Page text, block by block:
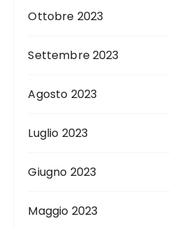
Ottobre 2023
Settembre 2023
Agosto 2023
Luglio 2023
Giugno 2023
Maggio 2023